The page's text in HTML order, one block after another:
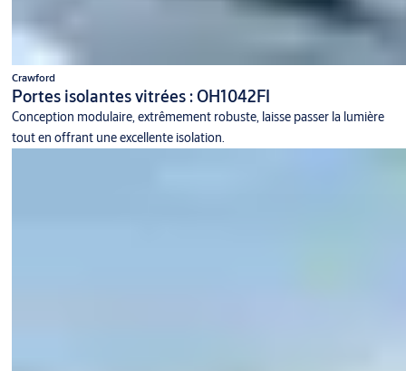
Crawford
Portes isolantes vitrées : OH1042FI
Conception modulaire, extrêmement robuste, laisse passer la lumière
tout en offrant une excellente isolation.